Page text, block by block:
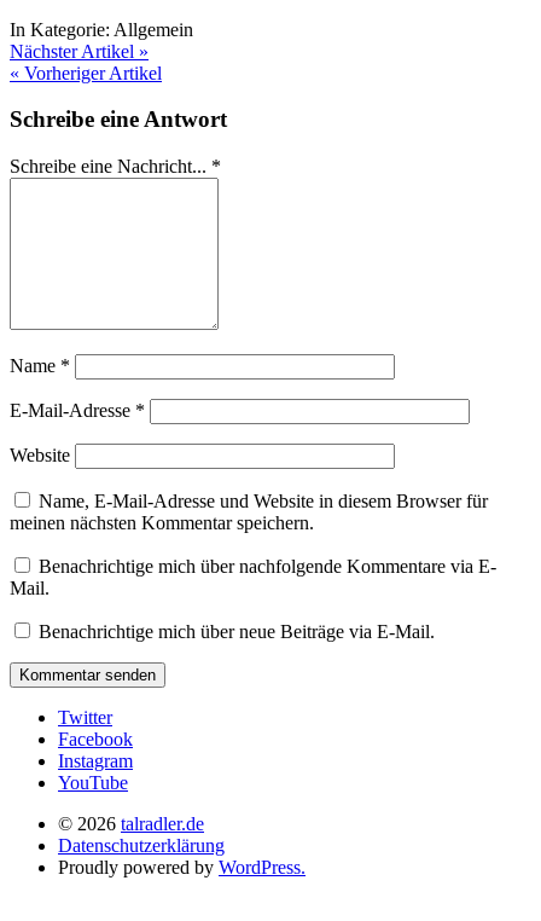
In Kategorie: Allgemein
Nächster Artikel »
« Vorheriger Artikel
Schreibe eine Antwort
Schreibe eine Nachricht... *
Name *
E-Mail-Adresse *
Website
Name, E-Mail-Adresse und Website in diesem Browser für
meinen nächsten Kommentar speichern.
Benachrichtige mich über nachfolgende Kommentare via E-
Mail.
Benachrichtige mich über neue Beiträge via E-Mail.
Twitter
Facebook
Instagram
YouTube
© 2026 talradler.de
Datenschutzerklärung
Proudly powered by WordPress.